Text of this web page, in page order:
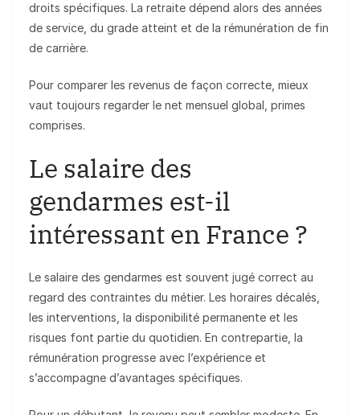
droits spécifiques. La retraite dépend alors des années
de service, du grade atteint et de la rémunération de fin
de carrière.
Pour comparer les revenus de façon correcte, mieux
vaut toujours regarder le net mensuel global, primes
comprises.
Le salaire des
gendarmes est-il
intéressant en France ?
Le salaire des gendarmes est souvent jugé correct au
regard des contraintes du métier. Les horaires décalés,
les interventions, la disponibilité permanente et les
risques font partie du quotidien. En contrepartie, la
rémunération progresse avec l’expérience et
s’accompagne d’avantages spécifiques.